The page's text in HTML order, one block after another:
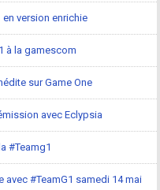
en version enrichie
à la gamescom
sur Game One
avec Eclypsia
#Teamg1
avec #TeamG1 samedi 14 mai